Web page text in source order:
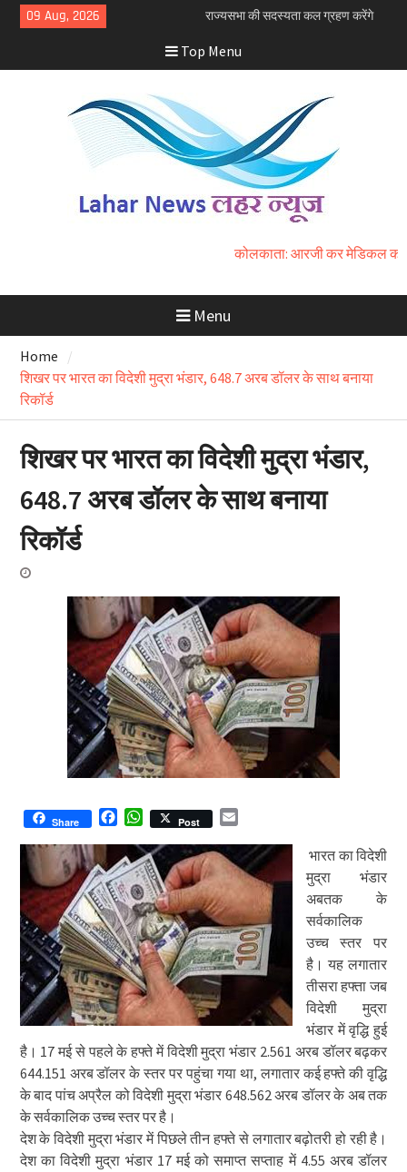
Skip09 Aug, 2026
राज्यसभा की सदस्यता कल ग्रहण करेंगे
कोलकाता: आरजी कर मेडिकल कॉलेज रेप
और मर्डर मामले में तीन आईपीएस अधिकारी
धार भोजशाला को हाईकोर्ट ने मंदिर माना,
हिंदुओं को पूजा का अधिकार
Top Menu
कोलकाता: आरजी कर मेडिकल कॉलेज
Menu
Home
शिखर पर भारत का विदेशी मुद्रा भंडार, 648.7 अरब डॉलर के साथ बनाया
रिकॉर्ड
शिखर पर भारत का विदेशी मुद्रा भंडार,
648.7 अरब डॉलर के साथ बनाया
रिकॉर्ड
Share FacebookWhatsApp
Post
भारत का विदेशी
मुद्रा भंडार
अबतक के
सर्वकालिक
उच्च स्तर पर
है। यह लगातार
तीसरा हफ्ता जब
विदेशी मुद्रा
भंडार में वृद्धि हुई
है। 17 मई से पहले के हफ्ते में विदेशी मुद्रा भंडार 2.561 अरब डॉलर बढ़कर
644.151 अरब डॉलर के स्तर पर पहुंचा गया था, लगातार कई हफ्ते की वृद्धि
के बाद पांच अप्रैल को विदेशी मुद्रा भंडार 648.562 अरब डॉलर के अब तक
के सर्वकालिक उच्च स्तर पर है।
देश के विदेशी मुद्रा भंडार में पिछले तीन हफ्ते से लगातार बढ़ोतरी हो रही है।
देश का विदेशी मुद्रा भंडार 17 मई को समाप्त सप्ताह में 4.55 अरब डॉलर